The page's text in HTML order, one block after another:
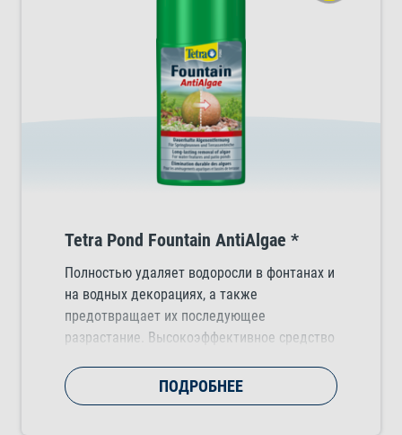
Tetra Pond Fountain AntiAlgae *
Полностью удаляет водоросли в фонтанах и
на водных декорациях, а также
предотвращает их последующее
разрастание. Высокоэффективное средство
нитчаткой.
ПОДРОБНЕЕ